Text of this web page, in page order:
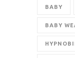
BABY
BABY